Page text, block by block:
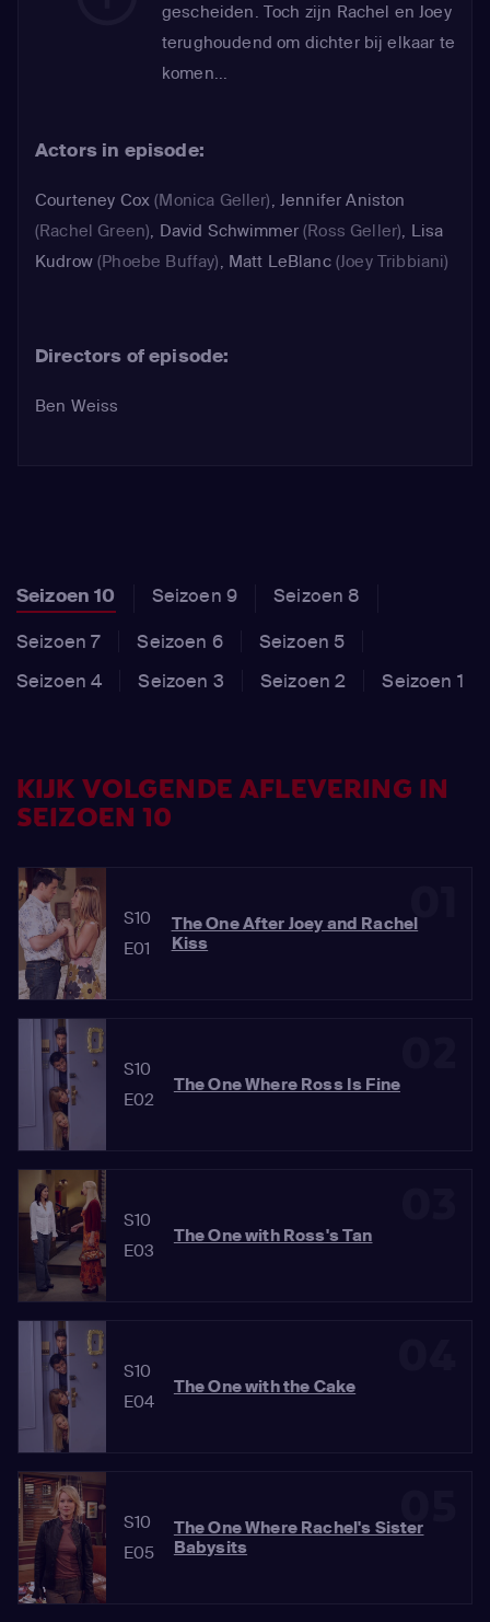
gescheiden. Toch zijn Rachel en Joey
terughoudend om dichter bij elkaar te
komen...
Actors in episode:
Courteney Cox (Monica Geller), Jennifer Aniston
(Rachel Green), David Schwimmer(Ross Geller), Lisa
Kudrow(Phoebe Buffay), Matt LeBlanc(Joey Tribbiani)
Directors of episode:
Ben Weiss
Seizoen 10 Seizoen 9
Seizoen 8
Seizoen 7
Seizoen 6
Seizoen 5
Seizoen 4
Seizoen 3 Seizoen 2 Seizoen 1
KIJK VOLGENDE AFLEVERING IN
SEIZOEN 10
01
S10
E01
The One After Joey and Rachel
Kiss
S10
E02
The One Where Ross Is Fine
S10
E03
The One with Ross's Tan
S10
E04
The One with the Cake
05
S10
E05
The One Where Rachel's Sister
Babysits